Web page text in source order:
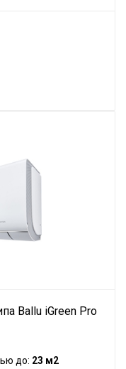
Ballu iGreen Pro
до: 23 м2